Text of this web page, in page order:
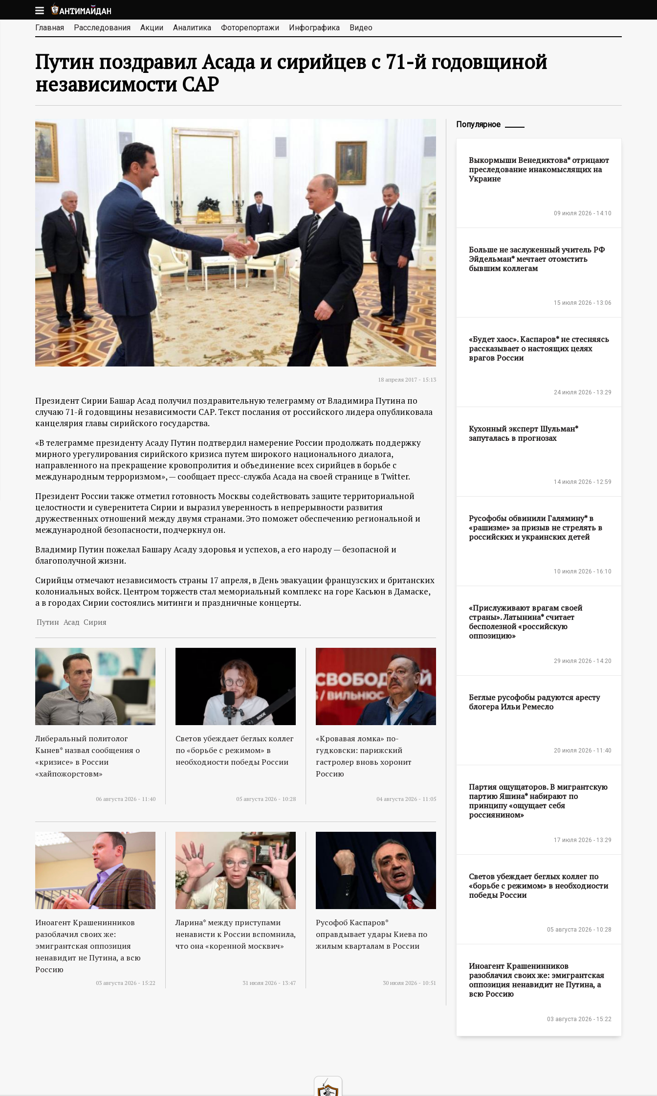
к
основномуА
Н
Т
И
М
А
Й
А
Н
и
н
ф
о
м
а
ц
и
о
н
н
ы
й
п
о
р
т
а
л
Главная Расследования Акции Аналитика Фоторепортажи Инфографика Видео
Путин поздравил Асада и сирийцев с 71-й годовщиной
независимости САР
18 апреля 2017 - 15:13
Президент Сирии Башар Асад получил поздравительную телеграмму от Владимира Путина по
случаю 71-й годовщины независимости САР. Текст послания от российского лидера опубликовала
канцелярия главы сирийского государства.
«В телеграмме президенту Асаду Путин подтвердил намерение России продолжать поддержку
мирного урегулирования сирийского кризиса путем широкого национального диалога,
направленного на прекращение кровопролития и объединение всех сирийцев в борьбе с
международным терроризмом», — сообщает пресс-служба Асада на своей странице в Twitter.
Президент России также отметил готовность Москвы содействовать защите территориальной
целостности и суверенитета Сирии и выразил уверенность в непрерывности развития
дружественных отношений между двумя странами. Это поможет обеспечению региональной и
международной безопасности, подчеркнул он.
Владимир Путин пожелал Башару Асаду здоровья и успехов, а его народу — безопасной и
благополучной жизни.
Сирийцы отмечают независимость страны 17 апреля, в День эвакуации французских и британских
колониальных войск. Центром торжеств стал мемориальный комплекс на горе Касьюн в Дамаске,
а в городах Сирии состоялись митинги и праздничные концерты.
Путин Асад Сирия
Либеральный политолог
Кынев* назвал сообщения о
«кризисе» в России
«хайпожорстовм»
06 августа 2026 - 11:40
Светов убеждает беглых коллег
по «борьбе с режимом» в
необходиости победы России
05 августа 2026 - 10:28
«Кровавая ломка» по-
гудковски: парижский
гастролер вновь хоронит
Россию
04 августа 2026 - 11:05
Иноагент Крашенинников
разоблачил своих же:
эмигрантская оппозиция
ненавидит не Путина, а всю
Россию
03 августа 2026 - 15:22
Ларина* между приступами
ненависти к России вспомнила,
что она «коренной москвич»
31 июля 2026 - 13:47
Русофоб Каспаров*
оправдывает удары Киева по
жилым кварталам в России
30 июля 2026 - 10:51
Популярное
Выкормыши Венедиктова* отрицают
преследование инакомыслящих на
Украине
09 июля 2026 - 14:10
Больше не заслуженный учитель РФ
Эйдельман* мечтает отомстить
бывшим коллегам
15 июля 2026 - 13:06
«Будет хаос». Каспаров* не стесняясь
рассказывает о настоящих целях
врагов России
24 июля 2026 - 13:29
Кухонный эксперт Шульман*
запуталась в прогнозах
14 июля 2026 - 12:59
Русофобы обвинили Галямину* в
«рашизме» за призыв не стрелять в
российских и украинских детей
10 июля 2026 - 16:10
«Прислуживают врагам своей
страны». Латынина* считает
бесполезной «российскую
оппозицию»
29 июля 2026 - 14:20
Беглые русофобы радуются аресту
блогера Ильи Ремесло
20 июля 2026 - 11:40
Партия ощущаторов. В мигрантскую
партию Яшина* набирают по
принципу «ощущает себя
россиянином»
17 июля 2026 - 13:29
Светов убеждает беглых коллег по
«борьбе с режимом» в необходиости
победы России
05 августа 2026 - 10:28
Иноагент Крашенинников
разоблачил своих же: эмигрантская
оппозиция ненавидит не Путина, а
всю Россию
03 августа 2026 - 15:22